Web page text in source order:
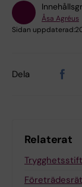
Åsa Agréus
Sidan uppdaterad:
Dela
Relaterat